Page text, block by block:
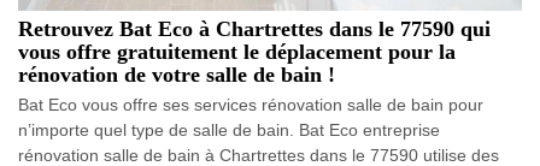
Retrouvez Bat Eco à Chartrettes dans le 77590 qui
vous offre gratuitement le déplacement pour la
rénovation de votre salle de bain !
Bat Eco vous offre ses services rénovation salle de bain pour
n’importe quel type de salle de bain. Bat Eco entreprise
rénovation salle de bain à Chartrettes dans le 77590 utilise des